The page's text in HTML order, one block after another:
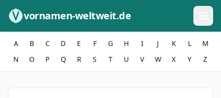
vornamen-weltweit.de
A B C D E F G H I J K L
M
N
O P Q R S T U V W X Y Z